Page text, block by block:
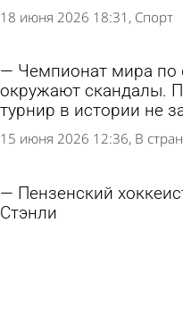
18 июня 2026 18:31 Спорт
Чемпионат мира по
окружают скандалы.
турнир в истории не
15 июня 2026 12:36 В
Пензенский
Стэнли